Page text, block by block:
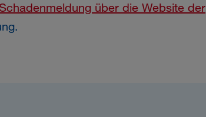
über die Website der